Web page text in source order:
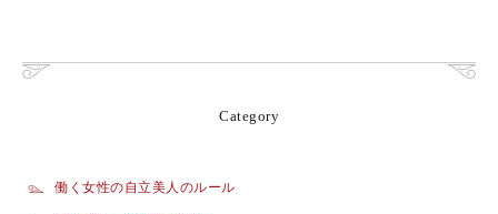
Category
働く女性の自立美人のルール